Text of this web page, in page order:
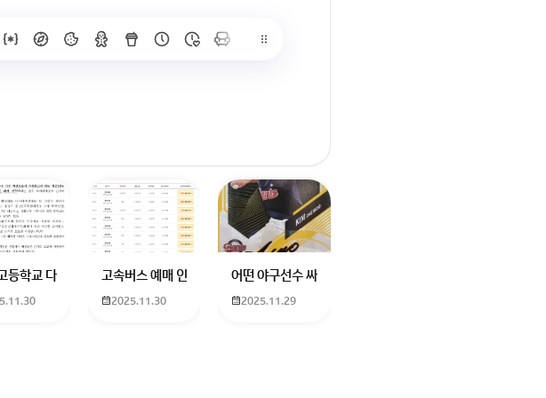
으로
데 일반형은 케이스가 많이 없고 프로형은 많아서
싶어요 임영웅 11월 브랜드평판에서 스타부문에서의 임영웅 순위 알고싶어요
등학교 다자녀 제가 2027학년도 고등학교 입학생인데요 지망하는 학교가 전주 한일고인데 1. 다자녀
고속버스 예매 인천공항에서 대전으로 가는 버스를 이용하려하는데 버스 노선이 인천
2025.11.30
어떤 야구선수 싸인일까요? 제가 옛날에 롯데 자이언츠 선수
2025.11.29